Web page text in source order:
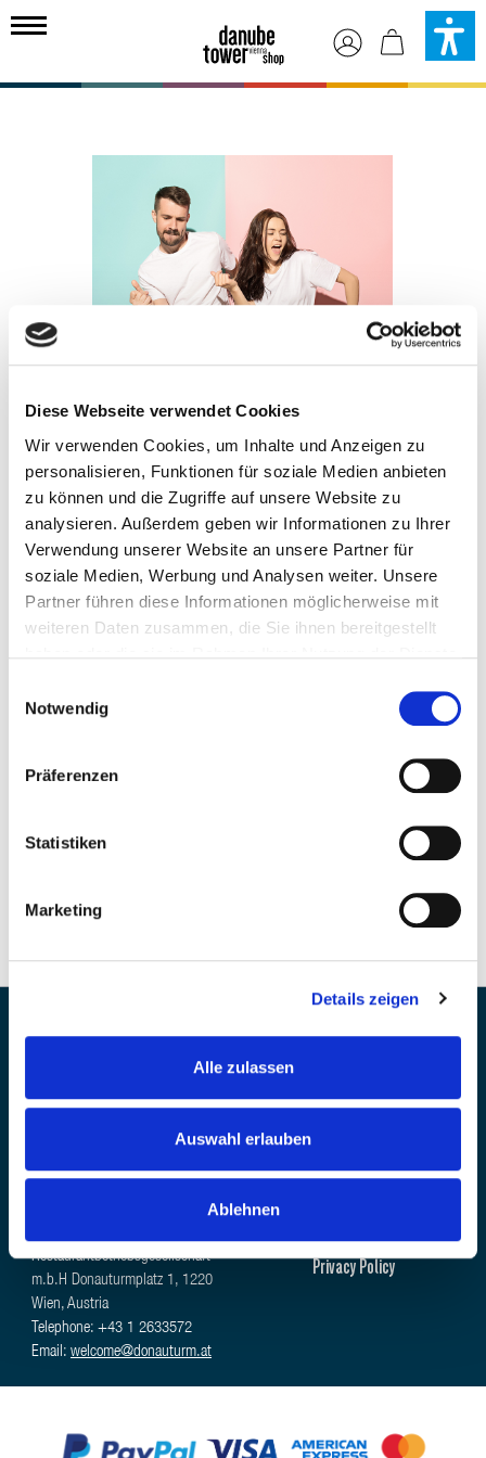
Diese Webseite verwendet Cookies
Wir verwenden Cookies, um Inhalte und Anzeigen zu
personalisieren, Funktionen für soziale Medien anbieten
zu können und die Zugriffe auf unsere Website zu
analysieren. Außerdem geben wir Informationen zu Ihrer
Verwendung unserer Website an unsere Partner für
soziale Medien, Werbung und Analysen weiter. Unsere
Partner führen diese Informationen möglicherweise mit
weiteren Daten zusammen, die Sie ihnen bereitgestellt
Notwendig
Präferenzen
Statistiken
Marketing
Details zeigen
Alle zulassen
Auswahl erlauben
Ablehnen
content
Annual Pass Adult
Daily admission to the Danube Tower Vienna for one year, including
lift access and stunning panoramic views.
€54.00
Prices incl. VAT
Daily admission to the Danube Tower Vienna for
one year, including lift access and stunning
Privacy Policy
Restaurantbetriebsgesellschaft
m.b.H Donauturmplatz 1, 1220
Wien, Austria
Telephone: +43 1 2633572
Email: welcome@donauturm.at